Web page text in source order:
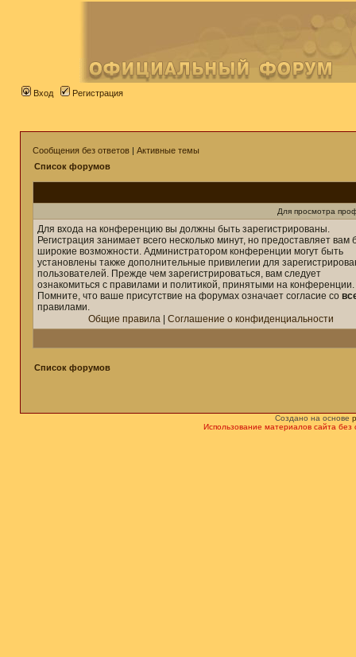
Вход Регистрация
Сообщения без ответов | Активные темы
Список форумов
Для просмотра
Для входа на конференцию вы должны быть зарегистрированы.
Регистрация занимает всего несколько минут, но предоставляет вам
широкие возможности. Администратором конференции могут быть
установлены также дополнительные привилегии для
пользователей. Прежде чем зарегистрироваться, вам следует
ознакомиться с правилами и политикой, принятыми на конференции.
Помните, что ваше присутствие на форумах означает согласие со
правилами.
Общие правила
Соглашение о конфиденциальности
Список форумов
Создано на основе
Использование материалов сайта